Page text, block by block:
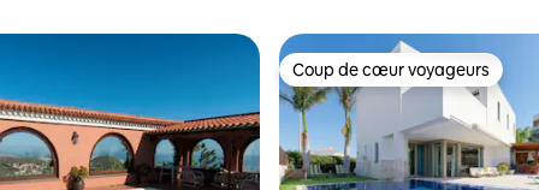
Coup de cœur voyageurs
Coup de cœur voyageurs